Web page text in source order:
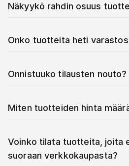
Näkyykö rahdin osuus
Onko tuotteita heti
Onnistuuko tilausten nouto?
Miten tuotteiden hinta
Voinko tilata tuotteita, joita
suoraan verkkokaupasta?